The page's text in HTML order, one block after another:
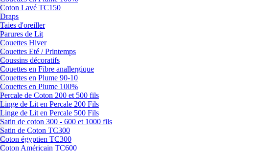
Coton Lavé TC150
Draps
Taies d'oreiller
Parures de Lit
Couettes Hiver
Couettes Eté / Printemps
Coussins décoratifs
Couettes en Fibre anallergique
Couettes en Plume 90-10
Couettes en Plume 100%
Percale de Coton 200 et 500 fils
Linge de Lit en Percale 200 Fils
Linge de Lit en Percale 500 Fils
Satin de coton 300 - 600 et 1000 fils
Satin de Coton TC300
Coton égyptien TC300
Coton Américain TC600